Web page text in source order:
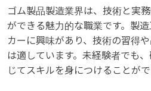
ゴム製品製造業界は、技術と実
ができる魅力的な職業です。製
カーに興味があり、技術の習得
は適しています。未経験者でも
じてスキルを身につけることがで